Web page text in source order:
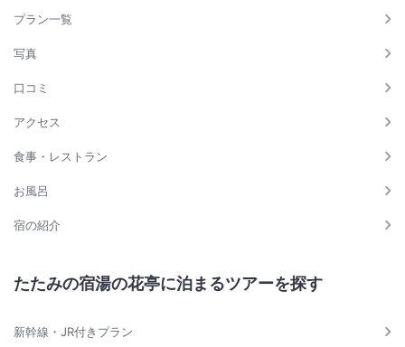
プラン一覧
写真
口コミ
アクセス
食事・レストラン
お風呂
宿の紹介
たたみの宿湯の花亭に泊まるツアーを探す
新幹線・JR付きプラン